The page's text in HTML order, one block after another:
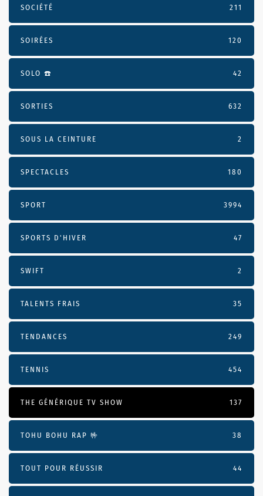
SOCIÉTÉ 211
SOIRÉES 120
SOLO ☎️ 42
SORTIES 632
SOUS LA CEINTURE 2
SPECTACLES 180
SPORT 3994
SPORTS D'HIVER 47
SWIFT 2
TALENTS FRAIS 35
TENDANCES 249
TENNIS 454
THE GÉNÉRIQUE TV SHOW 137
TOHU BOHU RAP 🤟 38
TOUT POUR RÉUSSIR 44